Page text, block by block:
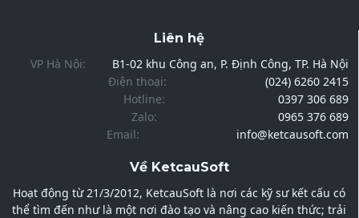
Liên hệ
VP Hà Nội:
B1-02 khu Công an, P. Định Công, TP. Hà Nội
Điện thoại:
(024) 6260 2415
Hotline:
0397 306 689
Zalo:
0965 376 689
Email:
info@ketcausoft.com
Về KetcauSoft
Hoạt động từ 21/3/2012, KetcauSoft là nơi các kỹ sư kết cấu có
thể tìm đến như là một nơi đào tạo và nâng cao kiến thức; trải